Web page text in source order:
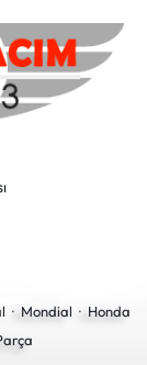
· Mondial · Honda